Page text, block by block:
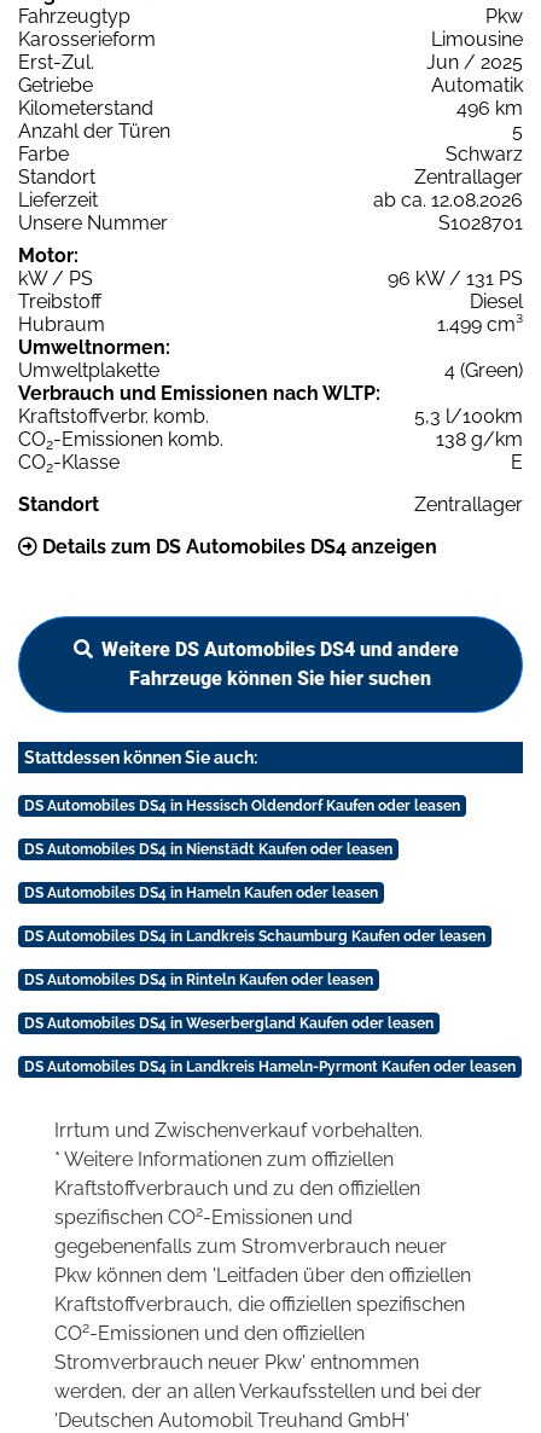
Fahrzeugtyp
Pkw
Karosserieform
Limousine
Erst-Zul.
Jun / 2025
Getriebe
Automatik
Kilometerstand
496 km
Anzahl der Türen
5
Farbe
Schwarz
Standort
Zentrallager
Lieferzeit
ab ca. 12.08.2026
Unsere Nummer
S1028701
Motor:
kW / PS
96 kW / 131 PS
Treibstoff
Diesel
Hubraum
1.499 cm³
Umweltnormen:
Umweltplakette
4 (Green)
Verbrauch und Emissionen nach WLTP:
Kraftstoffverbr. komb.
5,3 l/100km
CO2-Emissionen komb.
138 g/km
CO2-Klasse
E
Standort
Zentrallager
Details zum DS Automobiles DS4 anzeigen
Weitere DS Automobiles DS4 und andere
Fahrzeuge können Sie hier suchen
Stattdessen können Sie auch:
DS Automobiles DS4 in Hessisch Oldendorf Kaufen oder leasen
DS Automobiles DS4 in Nienstädt Kaufen oder leasen
DS Automobiles DS4 in Hameln Kaufen oder leasen
DS Automobiles DS4 in Landkreis Schaumburg Kaufen oder leasen
DS Automobiles DS4 in Rinteln Kaufen oder leasen
DS Automobiles DS4 in Weserbergland Kaufen oder leasen
DS Automobiles DS4 in Landkreis Hameln-Pyrmont Kaufen oder leasen
Irrtum und Zwischenverkauf vorbehalten.
* Weitere Informationen zum offiziellen
Kraftstoffverbrauch und zu den offiziellen
spezifischen CO2-Emissionen und
gegebenenfalls zum Stromverbrauch neuer
Pkw können dem 'Leitfaden über den offiziellen
Kraftstoffverbrauch, die offiziellen spezifischen
CO2-Emissionen und den offiziellen
Stromverbrauch neuer Pkw' entnommen
werden, der an allen Verkaufsstellen und bei der
'Deutschen Automobil Treuhand GmbH'